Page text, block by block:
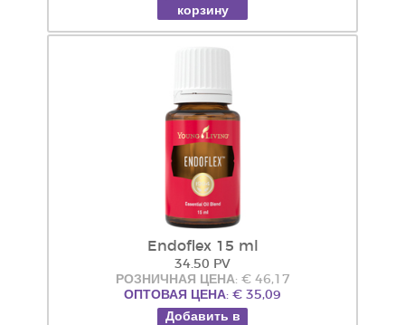
корзину
Endoflex 15 ml
34.50 PV
РОЗНИЧНАЯ ЦЕНА: € 46,17
ОПТОВАЯ ЦЕНА: € 35,09
Добавить в